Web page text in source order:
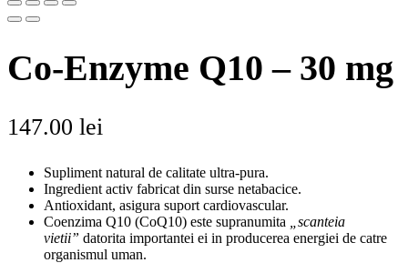
Co-Enzyme Q10 – 30 mg
147.00 lei
Supliment natural de calitate ultra-pura.
Ingredient activ fabricat din surse netabacice.
Antioxidant, asigura suport cardiovascular.
Coenzima Q10 (CoQ10) este supranumita
„scanteia
vietii” datorita importantei ei in producerea energiei de catre
organismul uman.